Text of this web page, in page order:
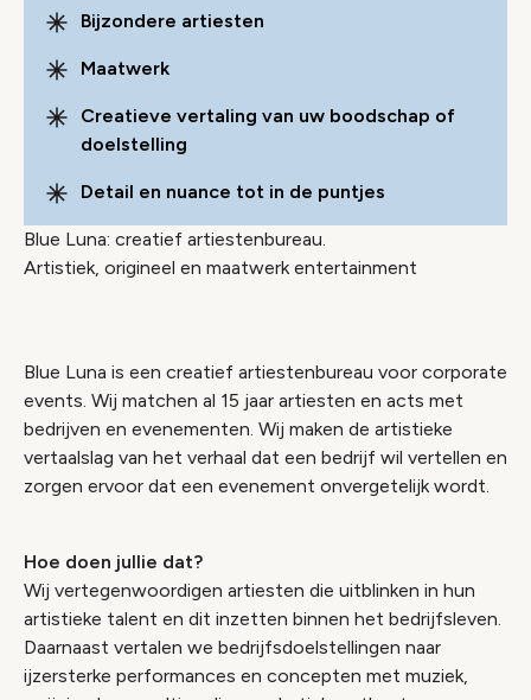
Bijzondere artiesten
Maatwerk
Creatieve vertaling van uw boodschap of
doelstelling
Detail en nuance tot in de puntjes
Blue Luna: creatief artiestenbureau.
Artistiek, origineel en maatwerk entertainment
Blue Luna is een creatief artiestenbureau voor corporate
events. Wij matchen al 15 jaar artiesten en acts met
bedrijven en evenementen. Wij maken de artistieke
vertaalslag van het verhaal dat een bedrijf wil vertellen en
zorgen ervoor dat een evenement onvergetelijk wordt.
Hoe doen jullie dat?
Wij vertegenwoordigen artiesten die uitblinken in hun
artistieke talent en dit inzetten binnen het bedrijfsleven.
Daarnaast vertalen we bedrijfsdoelstellingen naar
ijzersterke performances en concepten met muziek,